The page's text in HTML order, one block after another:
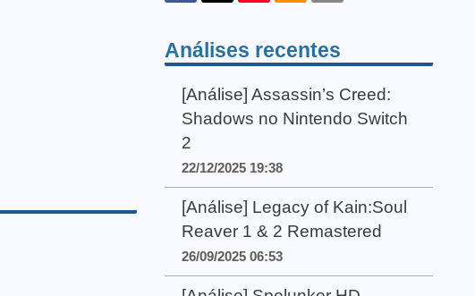
Análises recentes
[Análise] Assassin’s Creed:
Shadows no Nintendo Switch
2
22/12/2025 19:38
[Análise] Legacy of Kain:Soul
Reaver 1 & 2 Remastered
26/09/2025 06:53